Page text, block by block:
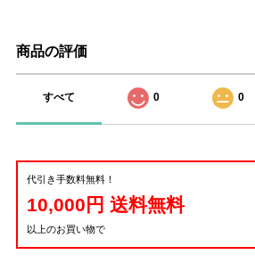
商品の評価
すべて 0 0
代引き手数料無料！
10,000円 送料無料
以上のお買い物で